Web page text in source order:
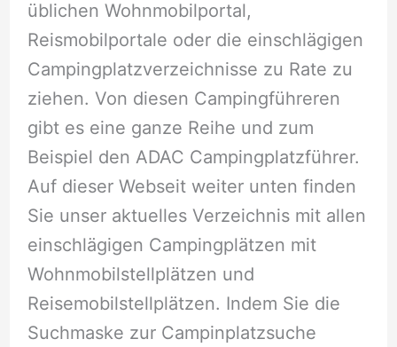
üblichen Wohnmobilportal,
Reismobilportale oder die einschlägigen
Campingplatzverzeichnisse zu Rate zu
ziehen. Von diesen Campingführeren
gibt es eine ganze Reihe und zum
Beispiel den ADAC Campingplatzführer.
Auf dieser Webseit weiter unten finden
Sie unser aktuelles Verzeichnis mit allen
einschlägigen Campingplätzen mit
Wohnmobilstellplätzen und
Reisemobilstellplätzen. Indem Sie die
Suchmaske zur Campinplatzsuche